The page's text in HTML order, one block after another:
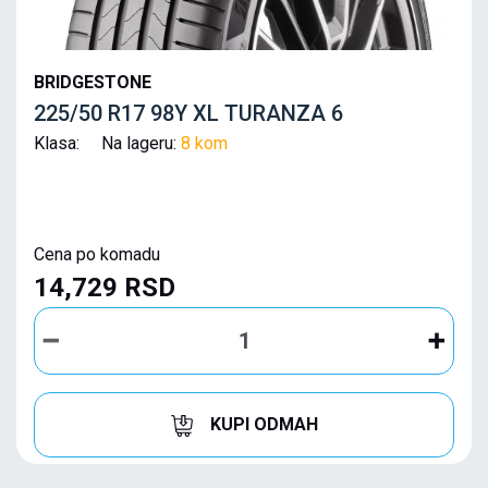
BRIDGESTONE
225/50 R17 98Y XL TURANZA 6
Klasa: Na lageru: 8 kom
Cena po komadu
14,729 RSD
KUPI ODMAH